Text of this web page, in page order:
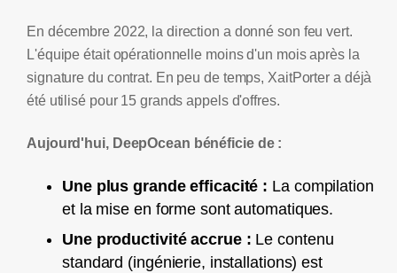
En décembre 2022, la direction a donné son feu vert.
L'équipe était opérationnelle moins d'un mois après la
signature du contrat. En peu de temps, XaitPorter a déjà
été utilisé pour 15 grands appels d'offres.
Aujourd'hui, DeepOcean bénéficie de :
Une plus grande efficacité : La compilation
et la mise en forme sont automatiques.
Une productivité accrue : Le contenu
standard (ingénierie, installations) est